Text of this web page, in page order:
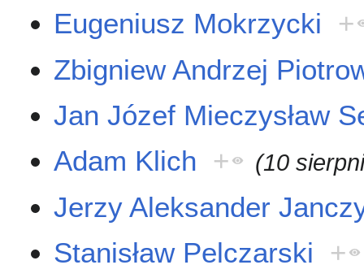
Eugeniusz Mokrzycki
+
Zbigniew Andrzej
Jan Józef Mieczysław
Adam Klich + (10
Jerzy Aleksander
Stanisław Pelczarski
+